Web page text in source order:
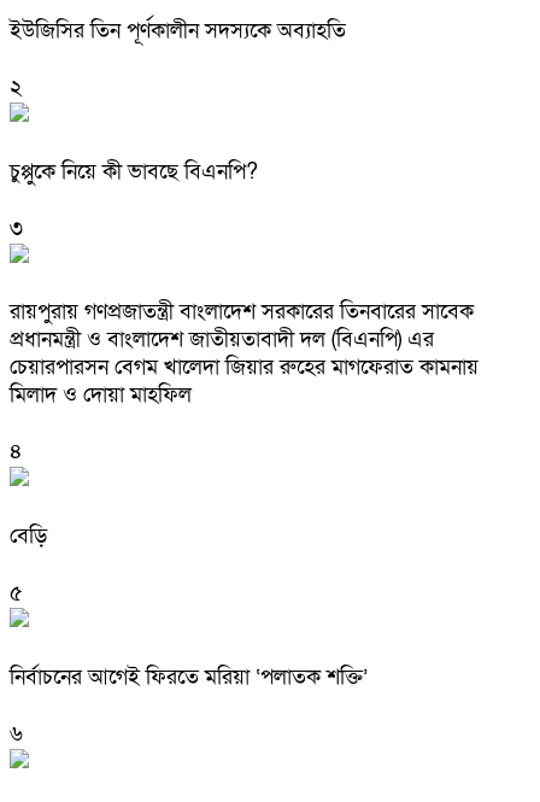
ইউজিসির তিন পূর্ণকালীন সদস্যকে অব্যাহতি
২
চুপ্পুকে নিয়ে কী ভাবছে বিএনপি?
৩
রায়পুরায় গণপ্রজাতন্ত্রী বাংলাদেশ সরকারের তিনবারের সাবেক
প্রধানমন্ত্রী ও বাংলাদেশ জাতীয়তাবাদী দল (বিএনপি) এর
চেয়ারপারসন বেগম খালেদা জিয়ার রুহের মাগফেরাত কামনায়
মিলাদ ও দোয়া মাহফিল
৪
বেড়ি
৫
নির্বাচনের আগেই ফিরতে মরিয়া ‘পলাতক শক্তি’
৬